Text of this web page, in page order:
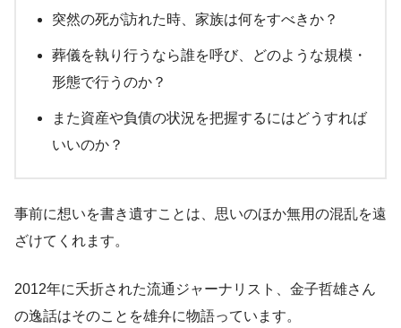
突然の死が訪れた時、家族は何をすべきか？
葬儀を執り行うなら誰を呼び、どのような規模・
形態で行うのか？
また資産や負債の状況を把握するにはどうすれば
いいのか？
事前に想いを書き遺すことは、思いのほか無用の混乱を遠
ざけてくれます。
2012年に夭折された流通ジャーナリスト、金子哲雄さん
の逸話はそのことを雄弁に物語っています。